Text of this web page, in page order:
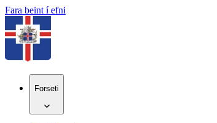
Fara beint í efni
Forseti